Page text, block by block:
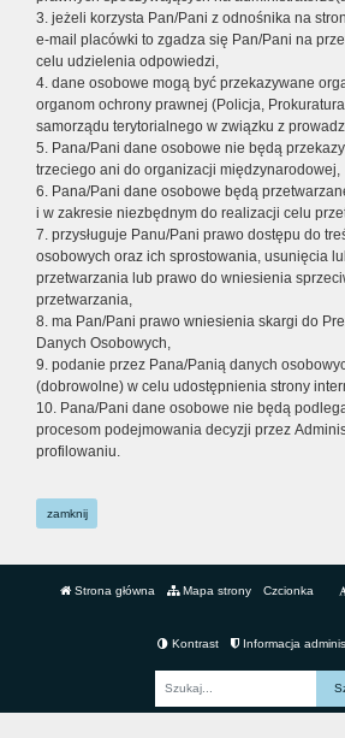
3. jeżeli korzysta Pan/Pani z odnośnika na
e-mail placówki to zgadza się Pan/Pani na
celu udzielenia odpowiedzi,
4. dane osobowe mogą być przekazywane
organom ochrony prawnej (Policja,
samorządu terytorialnego w związku z
5. Pana/Pani dane osobowe nie będą
trzeciego ani do organizacji międzynarodowej,
6. Pana/Pani dane osobowe będą
i w zakresie niezbędnym do realizacji celu
7. przysługuje Panu/Pani prawo dostępu do
osobowych oraz ich sprostowania, usunięcia
przetwarzania lub prawo do wniesienia
przetwarzania,
8. ma Pan/Pani prawo wniesienia skargi do
Danych Osobowych,
9. podanie przez Pana/Panią danych
(dobrowolne) w celu udostępnienia strony
10. Pana/Pani dane osobowe nie będą
procesom podejmowania decyzji przez
profilowaniu.
zamknij
Strona główna Mapa strony Czcionka
Kontrast Informacja